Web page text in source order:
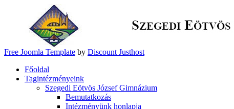
Free Joomla Template by Discount Justhost
Főoldal
Tagintézményeink
Szegedi Eötvös József Gimnázium
Bemutatkozás
Intézményünk honlapja